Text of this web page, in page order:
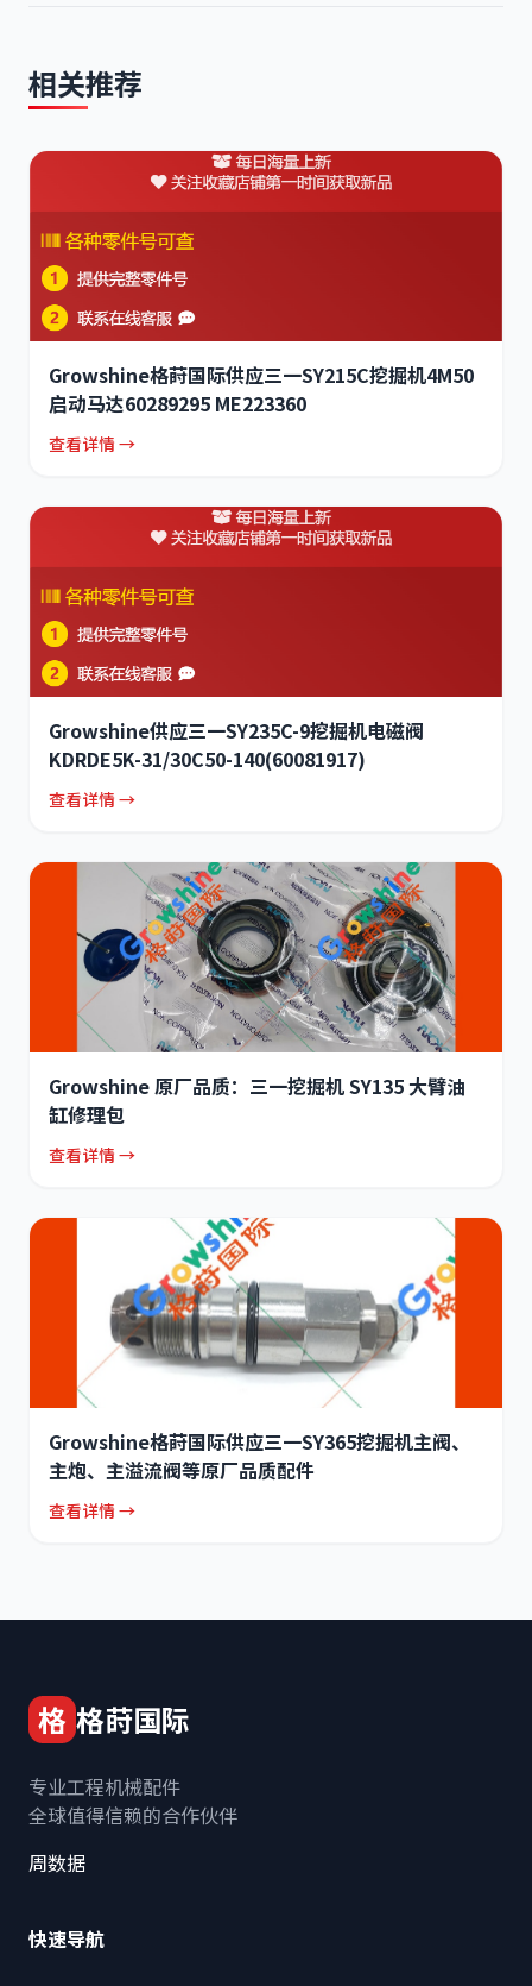
相关推荐
Growshine格莳国际供应三一SY215C挖掘机4M50
启动马达60289295 ME223360
查看详情 →
Growshine供应三一SY235C-9挖掘机电磁阀
KDRDE5K-31/30C50-140(60081917)
查看详情 →
Growshine 原厂品质：三一挖掘机 SY135 大臂油
缸修理包
查看详情 →
Growshine格莳国际供应三一SY365挖掘机主阀、
主炮、主溢流阀等原厂品质配件
查看详情 →
格 格莳国际
专业工程机械配件
全球值得信赖的合作伙伴
周数据
快速导航